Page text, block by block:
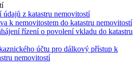
údajů z katastru nemovitostí
k nemovitostem do katastru nemovitostí
řízení o povolení vkladu do katastru
účtu pro dálkový přístup k
nemovitostí